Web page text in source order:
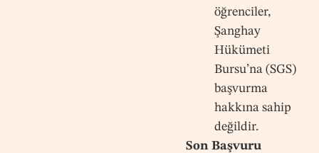
öğrenciler,
Şanghay
Hükümeti
Bursu’na (SGS)
başvurma
hakkına sahip
değildir.
Son Başvuru